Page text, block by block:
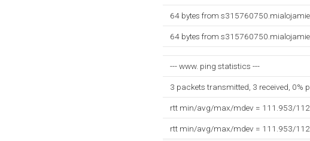
64 bytes from
64 bytes from
--- www. ping statistics ---
3 packets transmitted, 3 received, 0%
rtt min/avg/max/mdev = 111.953/
rtt min/avg/max/mdev = 111.953/